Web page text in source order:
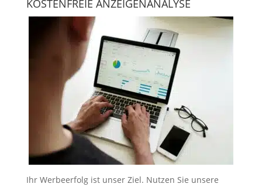
KOSTENFREIE ANZEIGENANALYSE
Ihr Werbeerfolg ist unser Ziel. Nutzen Sie unsere